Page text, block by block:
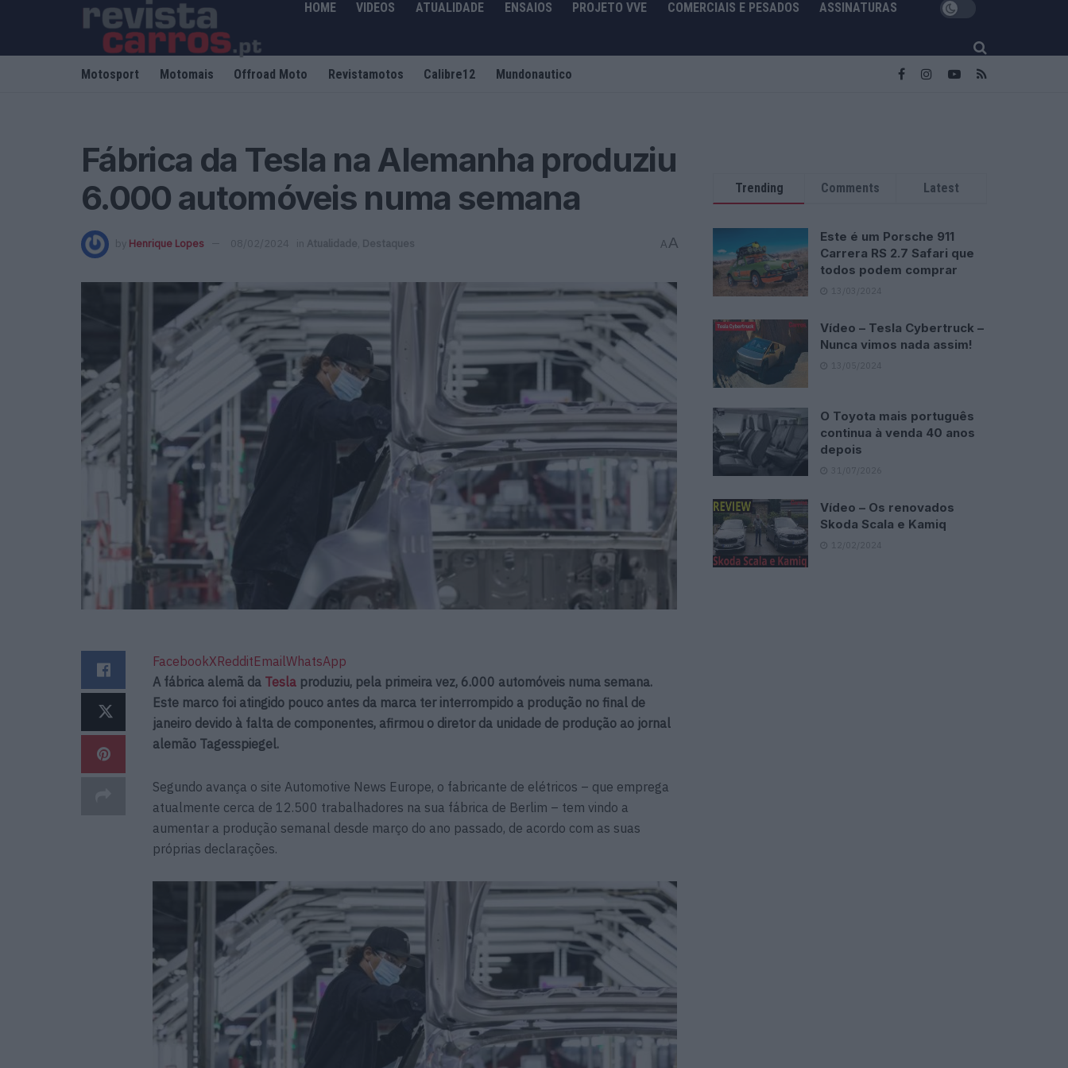
HOME VIDEOS ATUALIDADE ENSAIOS PROJETO VVE COMERCIAIS E PESADOS ASSINATURAS
Motosport Motomais Offroad Moto Revistamotos Calibre12 Mundonautico
Fábrica da Tesla na Alemanha produziu
6.000 automóveis numa semana
by Henrique Lopes 08/02/2024 in Atualidade Destaques AA
FacebookXRedditEmailWhatsApp
A fábrica alemã da Tesla produziu, pela primeira vez, 6.000 automóveis numa semana.
Este marco foi atingido pouco antes da marca ter interrompido a produção no final de
janeiro devido à falta de componentes, afirmou o diretor da unidade de produção ao jornal
alemão Tagesspiegel.
Segundo avança o site Automotive News Europe, o fabricante de elétricos – que emprega
atualmente cerca de 12.500 trabalhadores na sua fábrica de Berlim – tem vindo a
aumentar a produção semanal desde março do ano passado, de acordo com as suas
próprias declarações.
Trending Comments Latest
Este é um Porsche 911
Carrera RS 2.7 Safari que
todos podem comprar
13/03/2024
Vídeo – Tesla Cybertruck –
Nunca vimos nada assim!
13/05/2024
O Toyota mais português
continua à venda 40 anos
depois
31/07/2026
Vídeo – Os renovados
Skoda Scala e Kamiq
12/02/2024